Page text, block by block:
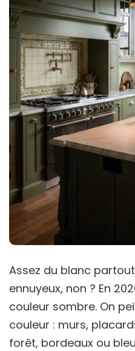
Assez du blanc
ennuyeux, non ? En
couleur sombre. On
couleur : murs,
forêt, bordeaux ou